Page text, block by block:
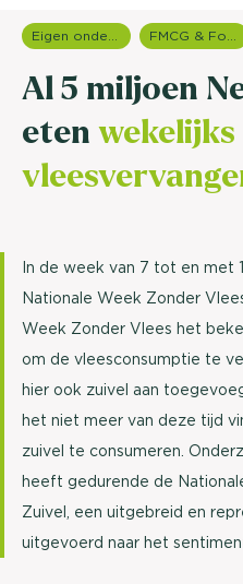
Eigen onderzoeken FMCG & Food branche
Al 5 miljoen
eten wekelijks
In de week van 7 tot en met
Nationale Week Zonder
Week Zonder Vlees het
om de vleesconsumptie te
hier ook zuivel aan
het niet meer van deze tijd
zuivel te consumeren.
heeft gedurende de
Zuivel, een uitgebreid en
uitgevoerd naar het